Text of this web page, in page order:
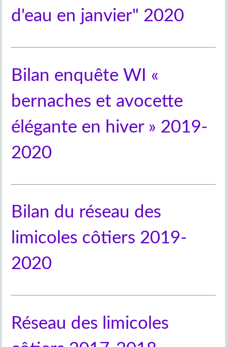
d'eau en janvier" 2020
Bilan enquête WI «
bernaches et avocette
élégante en hiver » 2019-
2020
Bilan du réseau des
limicoles côtiers 2019-
2020
Réseau des limicoles